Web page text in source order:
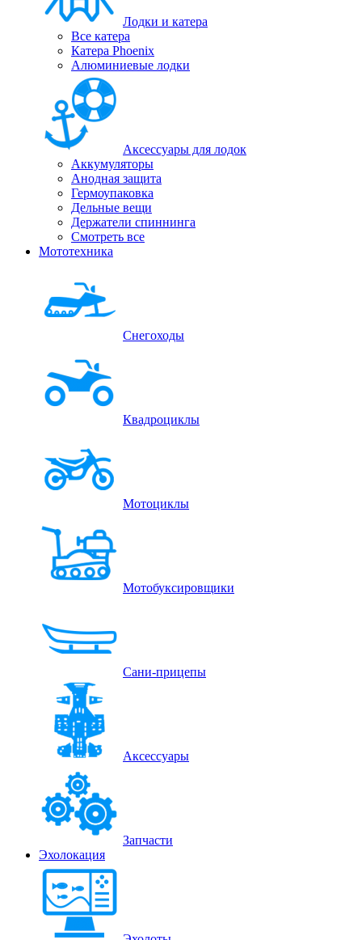
Лодки и катера
Все катера
Катера Phoenix
Алюминиевые лодки
Аксессуары для лодок
Аккумуляторы
Анодная защита
Гермоупаковка
Дельные вещи
Держатели спиннинга
Смотреть все
Мототехника
Снегоходы
Квадроциклы
Мотоциклы
Мотобуксировщики
Сани-прицепы
Аксессуары
Запчасти
Эхолокация